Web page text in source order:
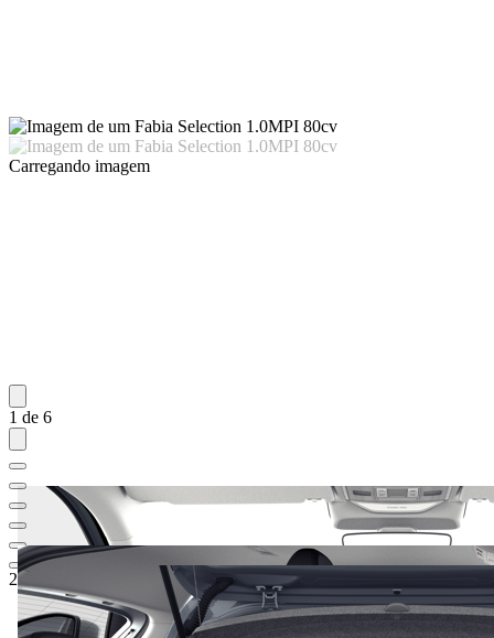
Carregando imagem
1 de 6
22.206,47 €